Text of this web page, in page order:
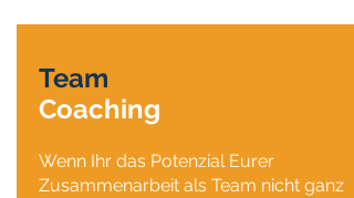
Team
Coaching
Wenn Ihr das Potenzial Eurer
Zusammenarbeit als Team nicht ganz